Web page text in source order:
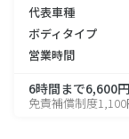
代表車種
ボディタイプ
営業時間
6時間まで6,600円
免責補償制度1,100